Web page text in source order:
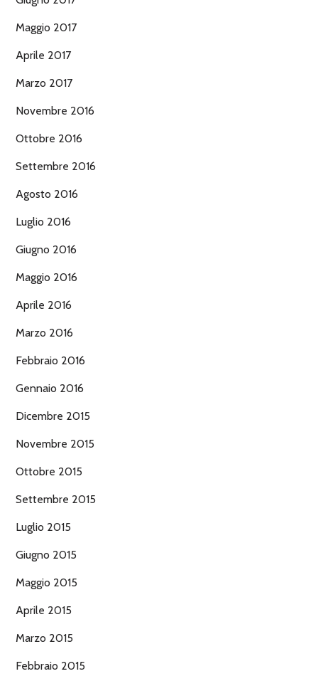
Maggio 2017
Aprile 2017
Marzo 2017
Novembre 2016
Ottobre 2016
Settembre 2016
Agosto 2016
Luglio 2016
Giugno 2016
Maggio 2016
Aprile 2016
Marzo 2016
Febbraio 2016
Gennaio 2016
Dicembre 2015
Novembre 2015
Ottobre 2015
Settembre 2015
Luglio 2015
Giugno 2015
Maggio 2015
Aprile 2015
Marzo 2015
Febbraio 2015